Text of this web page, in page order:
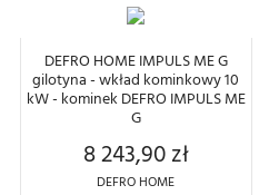
DEFRO HOME IMPULS ME G
gilotyna - wkład kominkowy 10
kW - kominek DEFRO IMPULS ME
G
Cena
8 243,90 zł
DEFRO HOME